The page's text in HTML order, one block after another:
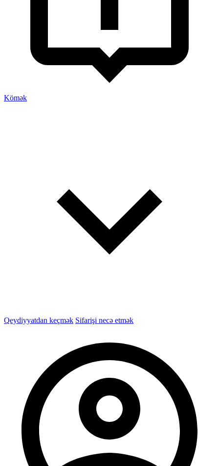
Kömək
Qeydiyyatdan keçmək Sifarişi necə etmək